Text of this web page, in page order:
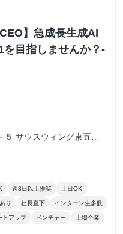
】急成長生成AI
目指しませんか？-
サウスウィング東五反
週3日以上推奨 土日OK
り 社長直下 インターン生多数
トアップ ベンチャー 上場企業